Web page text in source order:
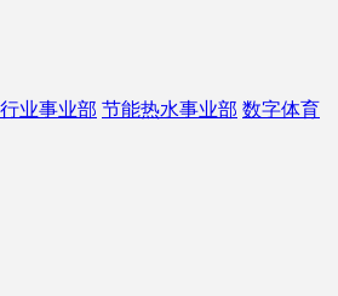
业事业部 节能热水事业部 数字体育